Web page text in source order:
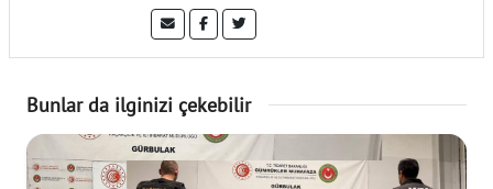
Bunlar da ilginizi çekebilir